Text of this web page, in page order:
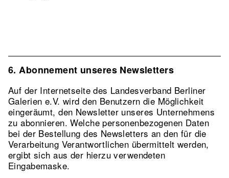
6. Abonnement unseres Newsletters
Auf der Internetseite des Landesverband Berliner
Galerien e.V. wird den Benutzern die Möglichkeit
eingeräumt, den Newsletter unseres Unternehmens
zu abonnieren. Welche personenbezogenen Daten
bei der Bestellung des Newsletters an den für die
Verarbeitung Verantwortlichen übermittelt werden,
ergibt sich aus der hierzu verwendeten
Eingabemaske.